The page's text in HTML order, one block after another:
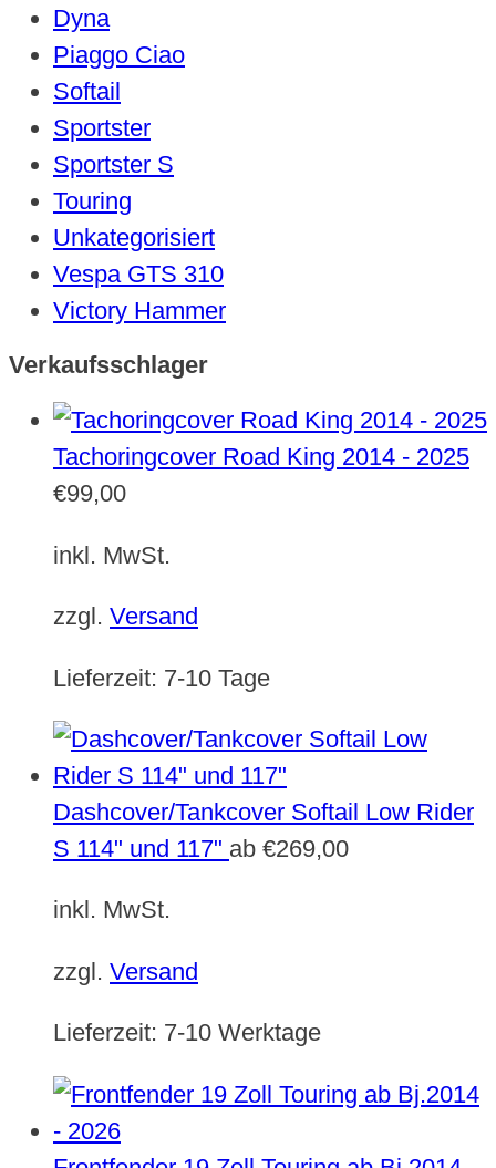
Dyna
Piaggo Ciao
Softail
Sportster
Sportster S
Touring
Unkategorisiert
Vespa GTS 310
Victory Hammer
Verkaufsschlager
Tachoringcover Road King 2014 - 2025
€99,00
inkl. MwSt.
zzgl. Versand
Lieferzeit: 7-10 Tage
Dashcover/Tankcover Softail Low Rider
S 114" und 117" ab €269,00
inkl. MwSt.
zzgl. Versand
Lieferzeit: 7-10 Werktage